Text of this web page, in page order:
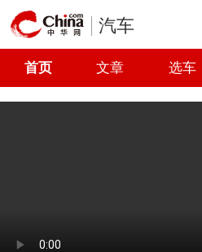
汽车
首页 文章 选车